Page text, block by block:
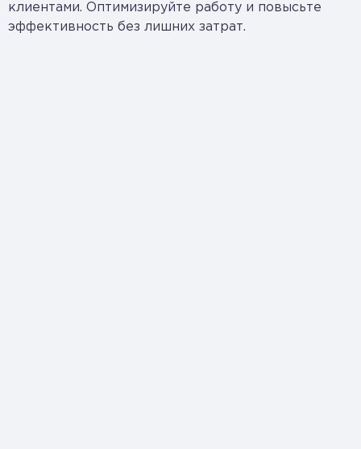
клиентами. Оптимизируйте работу и повысьте
эффективность без лишних затрат.